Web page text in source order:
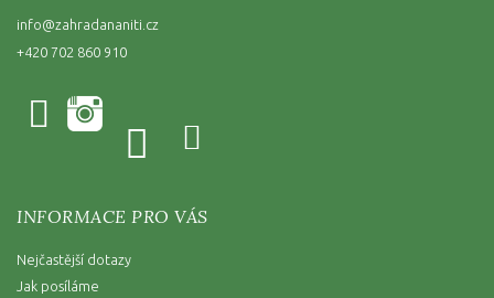
info@zahradananiti.cz
+420 702 860 910
INFORMACE PRO VÁS
Nejčastější dotazy
Jak posíláme